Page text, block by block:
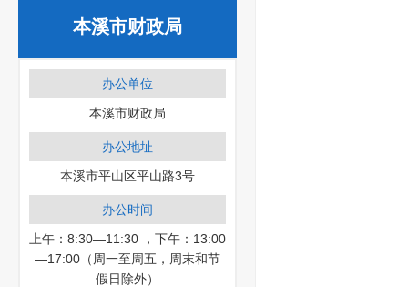
本溪市财政局
办公单位
本溪市财政局
办公地址
本溪市平山区平山路3号
办公时间
上午：8:30—11:30 ，下午：13:00
—17:00（周一至周五，周末和节
假日除外）